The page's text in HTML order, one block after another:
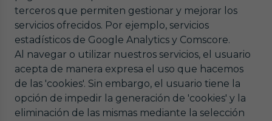
terceros que permiten gestionar y mejorar los
servicios ofrecidos. Por ejemplo, servicios
estadísticos de Google Analytics y Comscore.
Al navegar o utilizar nuestros servicios, el usuario
acepta de manera expresa el uso que hacemos
de las 'cookies'. Sin embargo, el usuario tiene la
opción de impedir la generación de 'cookies' y la
eliminación de las mismas mediante la selección